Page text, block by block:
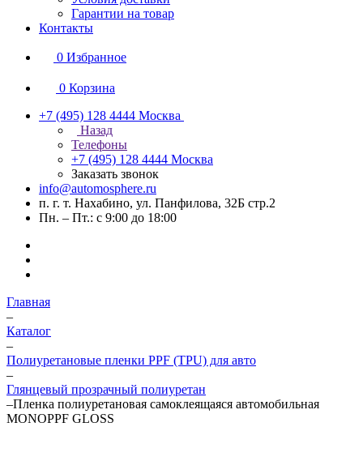
Гарантии на товар
Контакты
0 Избранное
0 Корзина
+7 (495) 128 4444 Москва
Назад
Телефоны
+7 (495) 128 4444 Москва
Заказать звонок
info@automosphere.ru
п. г. т. Нахабино, ул. Панфилова, 32Б стр.2
Пн. – Пт.: с 9:00 до 18:00
Главная
–
Каталог
–
Полиуретановые пленки PPF (TPU) для авто
–
Глянцевый прозрачный полиуретан
–Пленка полиуретановая самоклеящаяся автомобильная
MONOPPF GLOSS